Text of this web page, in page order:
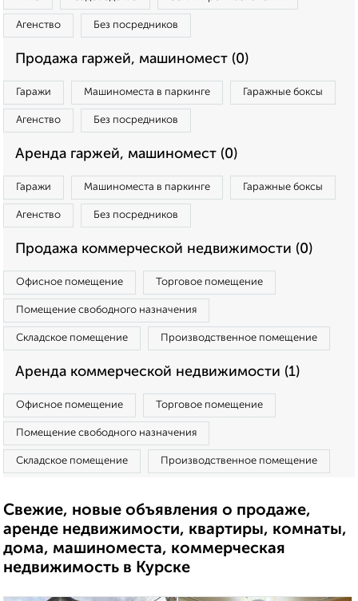
Агенство Без посредников
Продажа гаржей, машиномест (0)
Гаражи Машиноместа в паркинге Гаражные боксы
Агенство Без посредников
Аренда гаржей, машиномест (0)
Гаражи Машиноместа в паркинге Гаражные боксы
Агенство Без посредников
Продажа коммерческой недвижимости (0)
Офисное помещение Торговое помещение
Помещение свободного назначения
Складское помещение Производственное помещение
Аренда коммерческой недвижимости (1)
Офисное помещение Торговое помещение
Помещение свободного назначения
Складское помещение Производственное помещение
Свежие, новые объявления о продаже,
аренде недвижимости, квартиры, комнаты,
дома, машиноместа, коммерческая
недвижимость в Курске